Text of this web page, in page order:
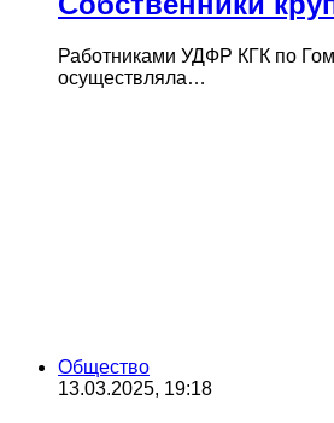
Работниками УДФР КГК по
осуществляла…
Общество
13.03.2025, 19:18